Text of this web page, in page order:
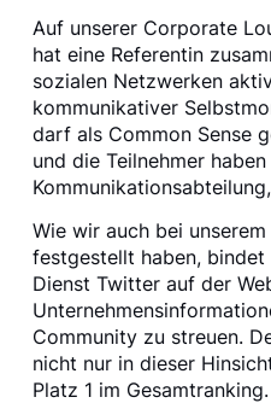
Auf unserer Corporate
hat eine Referentin
sozialen Netzwerken
kommunikativer
darf als Common Sense
und die Teilnehmer
Wie wir auch bei unserem
festgestellt haben, bindet
Dienst Twitter auf der
Community zu streuen.
nicht nur in dieser
Platz 1 im Gesamtranking.